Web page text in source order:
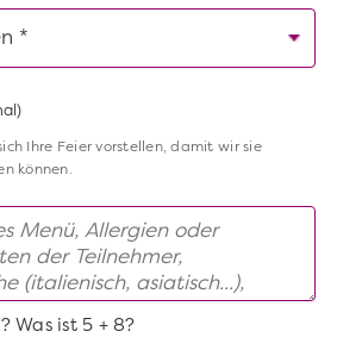
Ihre Feier vorstellen, damit wir sie
können.
Was ist 5 + 8?